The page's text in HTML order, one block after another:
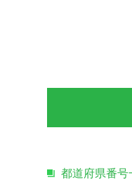
都道府県番号